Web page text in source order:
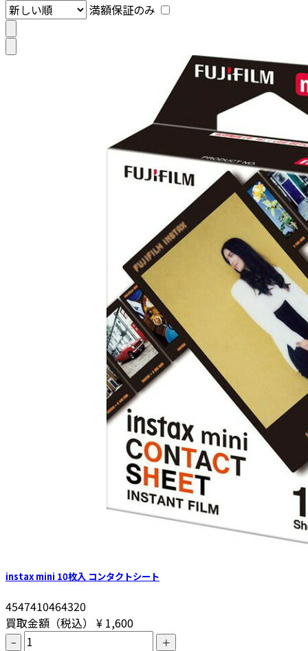
満額保証のみ
instax mini 10枚入 コンタクトシート
4547410464320
買取金額（税込）
¥ 1,600
− ＋